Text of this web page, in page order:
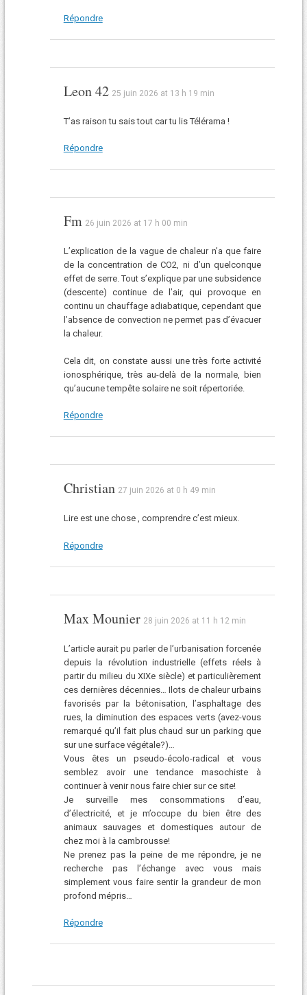
Répondre
Leon 42 25 juin 2026 at 13 h 19 min
T’as raison tu sais tout car tu lis Télérama !
Répondre
Fm 26 juin 2026 at 17 h 00 min
L’explication de la vague de chaleur n’a que faire
de la concentration de CO2, ni d’un quelconque
effet de serre. Tout s’explique par une subsidence
(descente) continue de l’air, qui provoque en
continu un chauffage adiabatique, cependant que
l’absence de convection ne permet pas d’évacuer
la chaleur.
Cela dit, on constate aussi une très forte activité
ionosphérique, très au-delà de la normale, bien
qu’aucune tempête solaire ne soit répertoriée.
Répondre
Christian 27 juin 2026 at 0 h 49 min
Lire est une chose , comprendre c’est mieux.
Répondre
Max Mounier 28 juin 2026 at 11 h 12 min
L’article aurait pu parler de l’urbanisation forcenée
depuis la révolution industrielle (effets réels à
partir du milieu du XIXe siècle) et particulièrement
ces dernières décennies… Ilots de chaleur urbains
favorisés par la bétonisation, l’asphaltage des
rues, la diminution des espaces verts (avez-vous
remarqué qu’il fait plus chaud sur un parking que
sur une surface végétale?)…
Vous êtes un pseudo-écolo-radical et vous
semblez avoir une tendance masochiste à
continuer à venir nous faire chier sur ce site!
Je surveille mes consommations d’eau,
d’électricité, et je m’occupe du bien être des
animaux sauvages et domestiques autour de
chez moi à la cambrousse!
Ne prenez pas la peine de me répondre, je ne
recherche pas l’échange avec vous mais
simplement vous faire sentir la grandeur de mon
profond mépris…
Répondre